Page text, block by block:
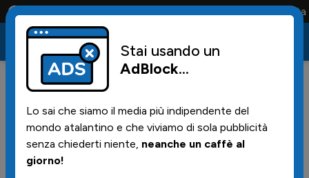
Conta solo la maglia e solo i tifosi la portano tutta la vita
17/05/2025 | 23.28
Maldini a DAZN
Stai usando un
AdBlock...
Lo sai che siamo il media più indipendente del
mondo atalantino e che viviamo di sola pubblicità
senza chiederti niente, neanche un caffè al
giorno!